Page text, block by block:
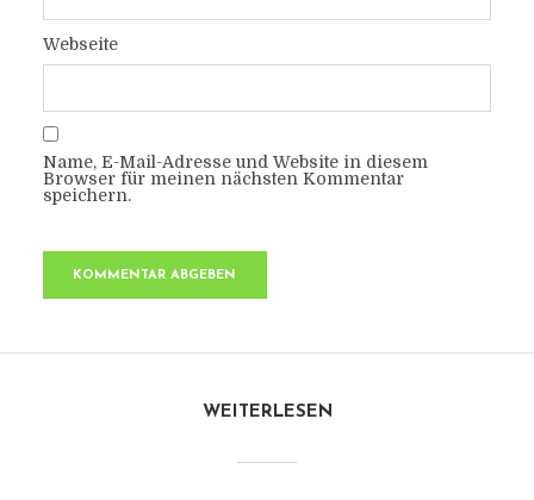
Webseite
Name, E-Mail-Adresse und Website in diesem
Browser für meinen nächsten Kommentar
speichern.
WEITERLESEN